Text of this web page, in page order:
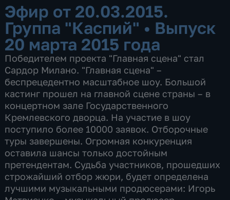
Эфир от 20.03.2015.
Группа "Каспий" • Выпуск
20 марта 2015 года
Победителем проекта "Главная сцена" стал
Сардор Милано. "Главная сцена" –
беспрецедентно масштабное шоу. Большой
кастинг прошел на главной сцене страны – в
концертном зале Государственного
Кремлевского дворца. На участие в шоу
поступило более 10000 заявок. Отборочные
туры завершены. Огромная конкуренция
оставила шансы только достойным
претендентам. Судьба участников, прошедших
строжайший отбор жюри, будет определена
лучшими музыкальными продюсерами: Игорь